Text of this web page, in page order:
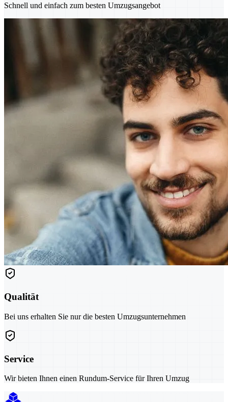
Schnell und einfach zum besten Umzugsangebot
Qualität
Bei uns erhalten Sie nur die besten Umzugsunternehmen
Service
Wir bieten Ihnen einen Rundum-Service für Ihren Umzug